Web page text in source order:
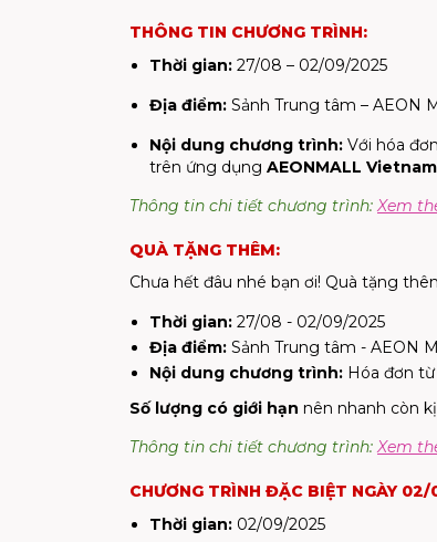
THÔNG TIN CHƯƠNG TRÌNH:
Thời gian: 27/08 – 02/09/2025
Địa điểm: Sảnh Trung tâm – AEON
Nội dung chương trình: Với hóa
trên ứng dụng AEONMALL Vietnam
Thông tin chi tiết chương trình:Xem
QUÀ TẶNG THÊM:
Chưa hết đâu nhé bạn ơi! Quà tặng
Thời gian: 27/08 - 02/09/2025
Địa điểm: Sảnh Trung tâm - AEON
Nội dung chương trình: Hóa đơn từ
Số lượng có giới hạn nên nhanh còn
Thông tin chi tiết chương trình:Xem
CHƯƠNG TRÌNH ĐẶC BIỆT NGÀY 02/
Thời gian: 02/09/2025